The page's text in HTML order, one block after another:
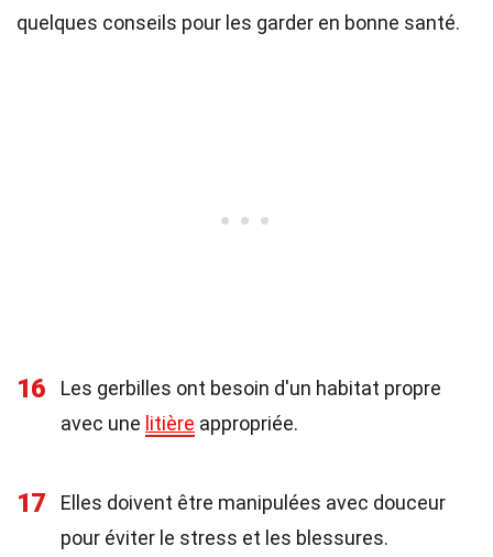
quelques conseils pour les garder en bonne santé.
16
Les gerbilles ont besoin d'un habitat propre
avec une litière appropriée.
17
Elles doivent être manipulées avec douceur
pour éviter le stress et les blessures.